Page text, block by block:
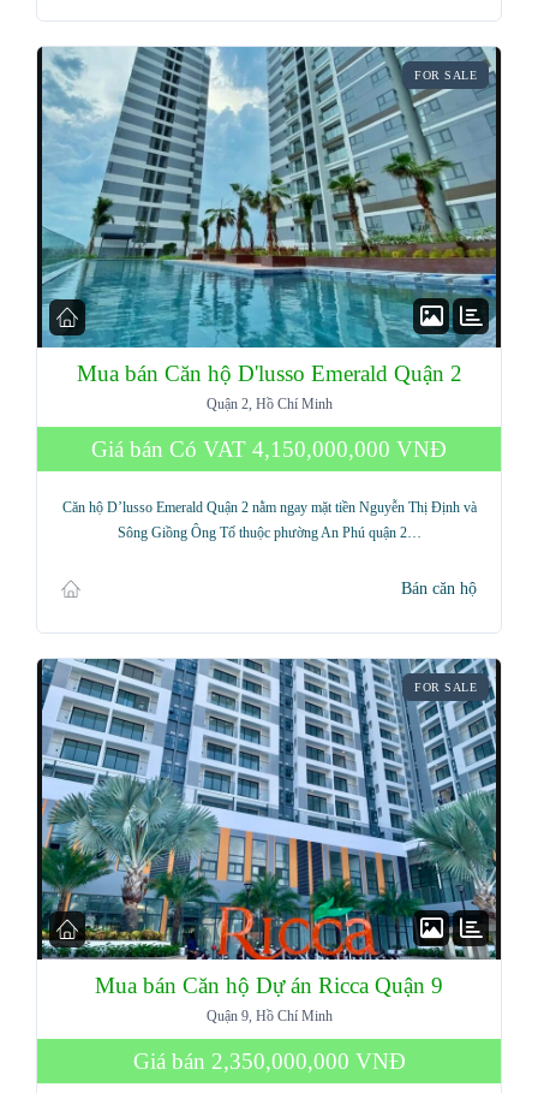
FOR SALE
Mua bán Căn hộ D'lusso Emerald Quận 2
Quận 2, Hồ Chí Minh
Giá bán Có VAT 4,150,000,000 VNĐ
Căn hộ D’lusso Emerald Quận 2 nằm ngay mặt tiền Nguyễn Thị Định và
Sông Giồng Ông Tố thuộc phường An Phú quận 2…
Bán căn hộ
FOR SALE
Mua bán Căn hộ Dự án Ricca Quận 9
Quận 9, Hồ Chí Minh
Giá bán 2,350,000,000 VNĐ